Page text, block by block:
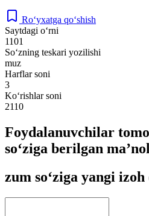
Ro‘yxatga qo‘shish
Saytdagi o‘rni
1101
So‘zning teskari yozilishi
muz
Harflar soni
3
Ko‘rishlar soni
2110
Foydalanuvchilar
so‘ziga berilgan
zum so‘ziga yangi izoh